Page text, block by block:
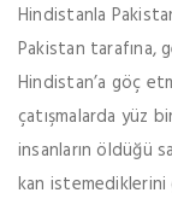
Hindistanla
Pakistan tarafına,
Hindistan’a göç
çatışmalarda yüz
insanların öldüğü
kan